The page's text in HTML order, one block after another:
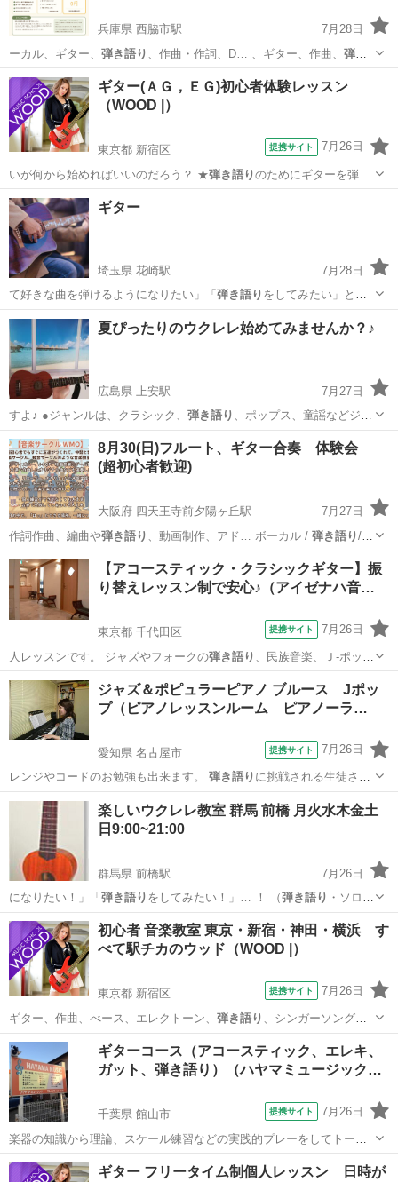
兵庫県 西脇市駅
7月28日
ーカル、ギター、 弾き語り 、作曲・作詞、D… 、ギター、作曲、 弾き
語り、宅録相談など、…
兵庫 西脇市 西脇市駅 ボーカル 弾き語り
ギター(ＡＧ，ＥＧ)初心者体験レッスン
（WOOD |）
東京都 新宿区 提携サイト 7月26日
いが何から始めればいいのだろう？ ★弾き語りのためにギターを弾き
たい！ ★将来は…
東京 新宿区 ギター
ギター
埼玉県 花崎駅
7月28日
て好きな曲を弾けるようになりたい」「 弾き語り をしてみたい」とい
う完全初心者の方に…
埼玉 加須市 花崎駅 ギター 初心者
夏ぴったりのウクレレ始めてみませんか？♪
広島県 上安駅
7月27日
すよ♪ ●ジャンルは、クラシック、 弾き語り 、ポップス、童謡などジャ
ンル問わず弾…
広島 広島市 上安駅 ウクレレ レッスン
8月30(日)フルート、ギター合奏 体験会
(超初心者歓迎)
大阪府 四天王寺前夕陽ヶ丘駅
7月27日
作詞作曲、編曲や弾き語り 、動画制作、アド… ボーカル / 弾き語り/デ
ィズニー /…
大阪 大阪市 四天王寺前夕陽ヶ丘駅 フルート
オリジナル曲
【アコースティック・クラシックギター】振
り替えレッスン制で安心♪（アイゼナハ音…
東京都 千代田区 提携サイト 7月26日
人レッスンです。 ジャズやフォークの弾き語り
、民族音楽、Ｊ-ポッ
プ、歌謡曲、演歌…
東京 千代田区 ギター
ジャズ＆ポピュラーピアノ ブルース Jポッ
プ（ピアノレッスンルーム ピアノーラ…
愛知県 名古屋市 提携サイト 7月26日
レンジやコードのお勉強も出来ます。 弾き語り に挑戦される生徒さん
もたくさんいらっ…
愛知 名古屋市 ピアノ
楽しいウクレレ教室 群馬 前橋 月火水木金土
日9:00~21:00
群馬県 前橋駅
7月26日
になりたい！」「 弾き語り をしてみたい！」… ！ （弾き語り ・ソロウ
クレレ・…
群馬 前橋市 前橋駅 ウクレレ
初心者 音楽教室 東京・新宿・神田・横浜 す
べて駅チカのウッド（WOOD |）
東京都 新宿区 提携サイト 7月26日
ギター、作曲、べース、エレクトーン、 弾き語り 、シンガーソングラ
イターなどを数多く…
東京 新宿区 ボーカル
ギターコース（アコースティック、エレキ、
ガット、弾き語り）（ハヤマミュージック…
千葉県 館山市 提携サイト 7月26日
楽器の知識から理論、スケール練習などの実践的プレーをしてトータ
ル的な実力をつけてもらいます。コードを覚え、ストロークトレーニ
ング、アルペジオトレーニングなど基本的な弾き方を学んでいきま
千葉 館山市 ギター
ギター フリータイム制個人レッスン 日時が